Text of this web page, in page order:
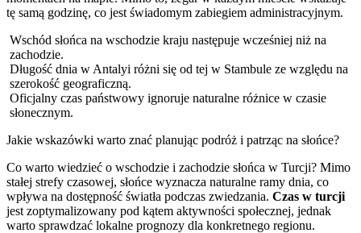
tę samą godzinę, co jest świadomym zabiegiem administracyjnym.
Wschód słońca na wschodzie kraju następuje wcześniej niż na
zachodzie.
Długość dnia w Antalyi różni się od tej w Stambule ze względu na
szerokość geograficzną.
Oficjalny czas państwowy ignoruje naturalne różnice w czasie
słonecznym.
Jakie wskazówki warto znać planując podróż i patrząc na słońce?
Co warto wiedzieć o wschodzie i zachodzie słońca w Turcji? Mimo
stałej strefy czasowej, słońce wyznacza naturalne ramy dnia, co
wpływa na dostępność światła podczas zwiedzania. Czas w turcji
jest zoptymalizowany pod kątem aktywności społecznej, jednak
warto sprawdzać lokalne prognozy dla konkretnego regionu.